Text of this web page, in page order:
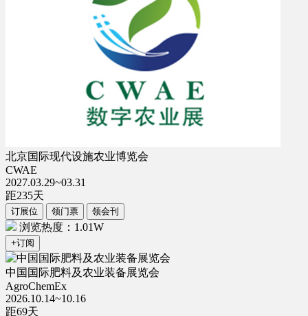
北京国际现代设施农业博览会
CWAE
2027.03.29~03.31
距235天
订展位 领门票 领会刊
浏览热度：1.01W
+订阅
中国国际肥料及农业装备展览会
AgroChemEx
2026.10.14~10.16
距69天